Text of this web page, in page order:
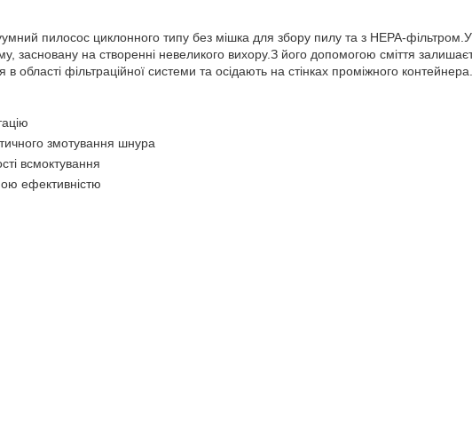
пилосос циклонного типу без мішка для збору пилу та з НЕРА-фільтром.У
засновану на створенні невеликого вихору.З його допомогою сміття
області фільтраційної системи та осідають на стінках проміжного контейнера.
змотування шнура
всмоктування
ефективністю